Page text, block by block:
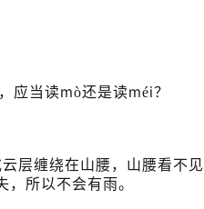
应当读mò还是读méi？
层缠绕在山腰，山腰看不见
所以不会有雨。